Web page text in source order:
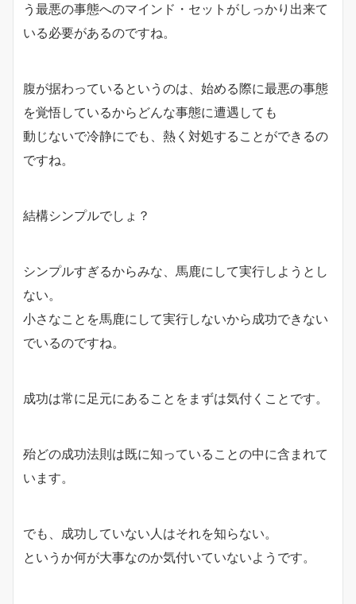
う最悪の事態へのマインド・セットがしっかり出来て
いる必要があるのですね。
腹が据わっているというのは、始める際に最悪の事態
を覚悟しているからどんな事態に遭遇しても
動じないで冷静にでも、熱く対処することができるの
ですね。
結構シンプルでしょ？
シンプルすぎるからみな、馬鹿にして実行しようとし
ない。
小さなことを馬鹿にして実行しないから成功できない
でいるのですね。
成功は常に足元にあることをまずは気付くことです。
殆どの成功法則は既に知っていることの中に含まれて
います。
でも、成功していない人はそれを知らない。
というか何が大事なのか気付いていないようです。